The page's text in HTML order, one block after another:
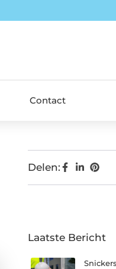
Contact
Delen:
Laatste Bericht